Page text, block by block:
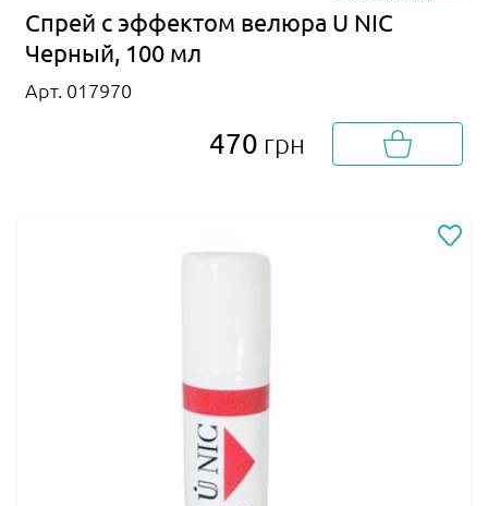
Спрей с эффектом велюра U NIC
Черный, 100 мл
Арт. 017970
470 грн